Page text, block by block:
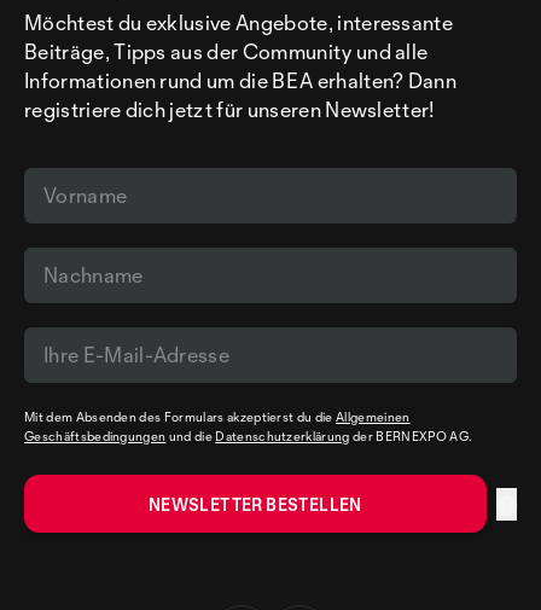
Möchtest du exklusive Angebote, interessante
Beiträge, Tipps aus der Community und alle
Informationen rund um die BEA erhalten? Dann
registriere dich jetzt für unseren Newsletter!
Mit dem Absenden des Formulars akzeptierst du dieAllgemeinen
Geschäftsbedingungen und die Datenschutzerklärung der BERNEXPO AG.